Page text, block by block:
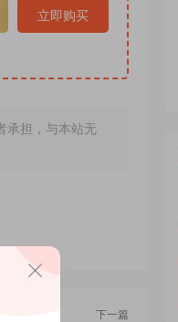
立即购买
承担，与本站无
下一篇